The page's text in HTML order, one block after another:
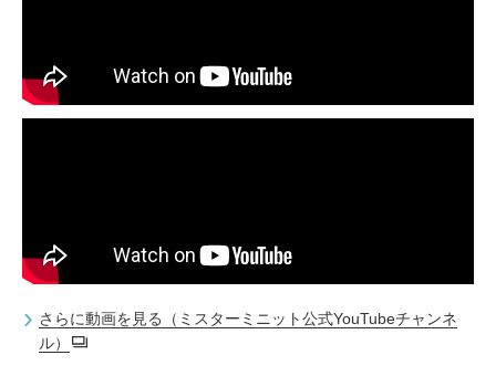
さらに動画を見る（ミスターミニット公式YouTubeチャンネ
ル）